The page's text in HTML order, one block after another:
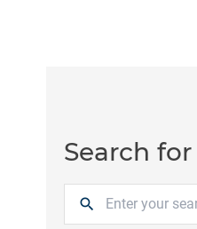
Search
search